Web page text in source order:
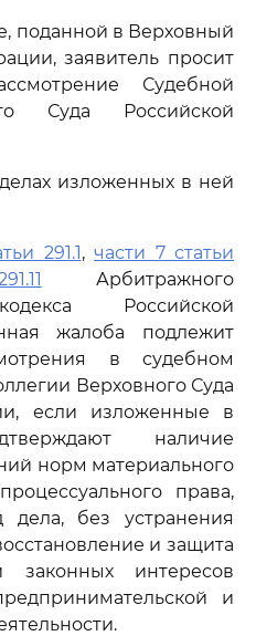
поданной в Верховный
заявитель просит
Судебной
Суда Российской
изложенных в ней
291.1, части 7 статьи
Арбитражного
Российской
жалоба подлежит
в судебном
Верховного Суда
если изложенные в
наличие
норм материального
права,
без устранения
и защита
интересов
и